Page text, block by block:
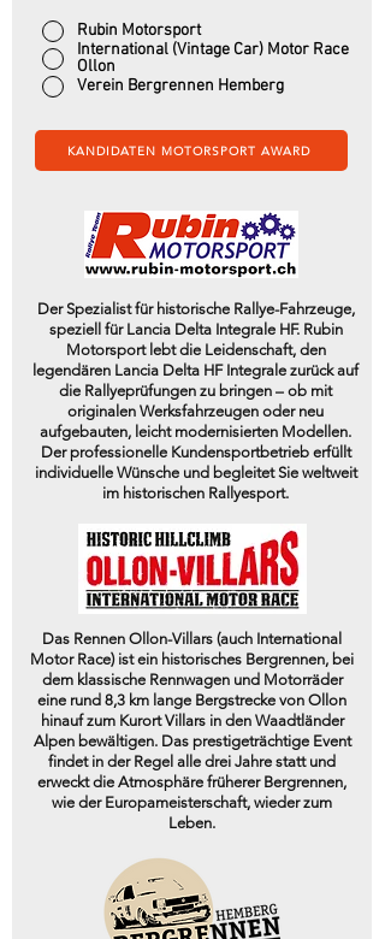
Rubin Motorsport
International (Vintage Car) Motor Race
Ollon
Verein Bergrennen Hemberg
KANDIDATEN MOTORSPORT AWARD
Der Spezialist für historische Rallye-Fahrzeuge,
speziell für Lancia Delta Integrale HF. Rubin
Motorsport lebt die Leidenschaft, den
legendären Lancia Delta HF Integrale zurück auf
die Rallyeprüfungen zu bringen – ob mit
originalen Werksfahrzeugen oder neu
aufgebauten, leicht modernisierten Modellen.
Der professionelle Kundensportbetrieb erfüllt
individuelle Wünsche und begleitet Sie weltweit
im historischen Rallyesport.
Das Rennen Ollon-Villars (auch International
Motor Race) ist ein historisches Bergrennen, bei
dem klassische Rennwagen und Motorräder
eine rund 8,3 km lange Bergstrecke von Ollon
hinauf zum Kurort Villars in den Waadtländer
Alpen bewältigen. Das prestigeträchtige Event
findet in der Regel alle drei Jahre statt und
erweckt die Atmosphäre früherer Bergrennen,
wie der Europameisterschaft, wieder zum
Leben.